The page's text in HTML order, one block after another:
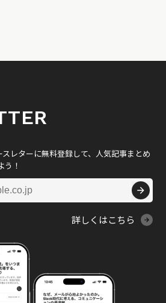
レターに無料登録して、人気記事まとめ
う！
詳しくはこちら